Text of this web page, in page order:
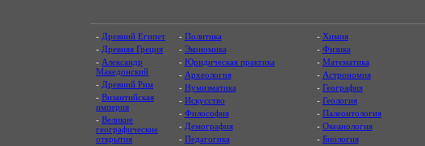
- Древний Египет
- Древняя Греция
- Александр
Македонский
- Древний Рим
- Византийская
империя
- Великие
географические
открытия
- Политика
- Экономика
- Юридическая практика
- Археология
- Нумизматика
- Искусство
- Философия
- Демография
- Педагогика
- Химия
- Физика
- Математика
- Астрономия
- География
- Геология
- Палеонтология
- Океанология
- Биология